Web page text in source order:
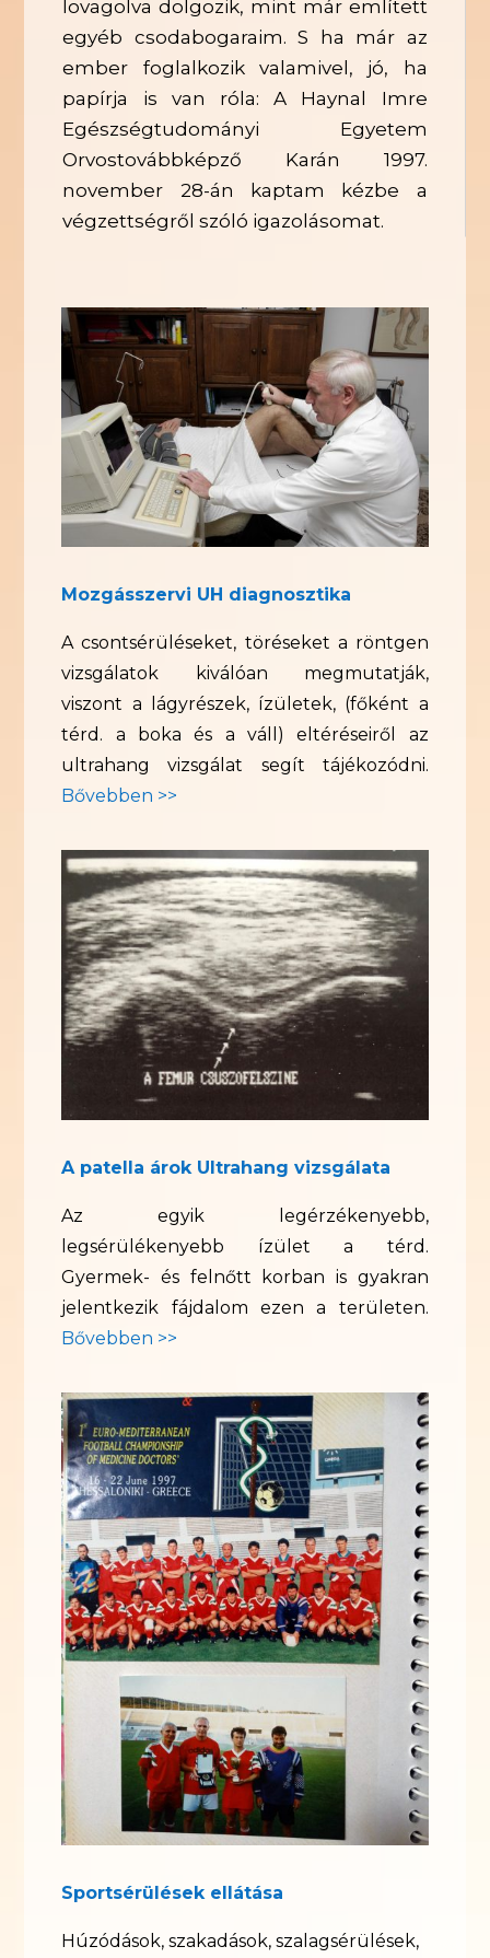
lovagolva dolgozik, mint már említett
egyéb csodabogaraim. S ha már az
ember foglalkozik valamivel, jó, ha
papírja is van róla: A Haynal Imre
Egészségtudományi Egyetem
Orvostovábbképző Karán 1997.
november 28-án kaptam kézbe a
végzettségről szóló igazolásomat.
Mozgásszervi UH diagnosztika
A csontsérüléseket, töréseket a röntgen
vizsgálatok kiválóan megmutatják,
viszont a lágyrészek, ízületek, (főként a
térd. a boka és a váll) eltéréseiről az
ultrahang vizsgálat segít tájékozódni.
Bővebben >>
A patella árok Ultrahang vizsgálata
Az egyik legérzékenyebb,
legsérülékenyebb ízület a térd.
Gyermek- és felnőtt korban is gyakran
jelentkezik fájdalom ezen a területen.
Bővebben >>
Sportsérülések ellátása
Húzódások, szakadások, szalagsérülések,